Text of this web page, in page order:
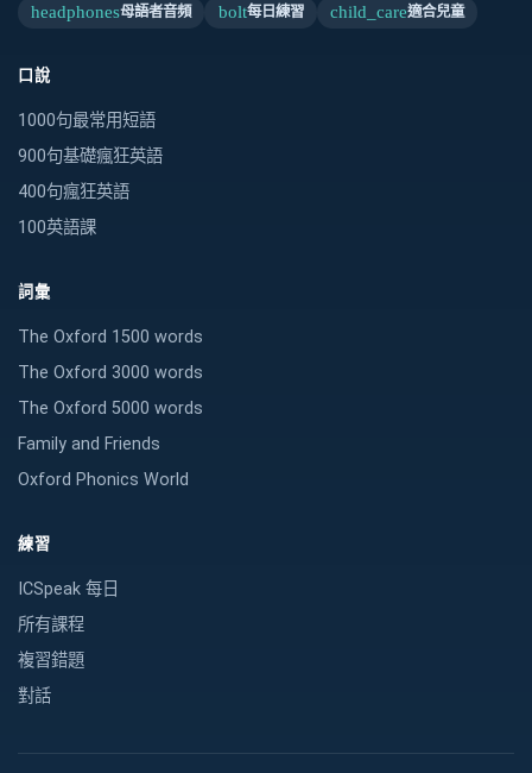
headphones母語者音頻 bolt每日練習 child_care適合兒童
口說
1000句最常用短語
900句基礎瘋狂英語
400句瘋狂英語
100英語課
詞彙
The Oxford 1500 words
The Oxford 3000 words
The Oxford 5000 words
Family and Friends
Oxford Phonics World
練習
ICSpeak 每日
所有課程
複習錯題
對話